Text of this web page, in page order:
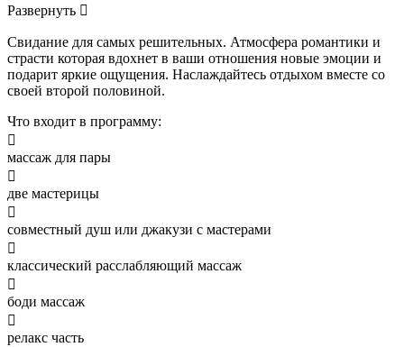
Развернуть 
Свидание для самых решительных. Атмосфера романтики и
страсти которая вдохнет в ваши отношения новые эмоции и
подарит яркие ощущения. Наслаждайтесь отдыхом вместе со
своей второй половиной.
Что входит в программу:

массаж для пары

две мастерицы

совместный душ или джакузи с мастерами

классический расслабляющий массаж

боди массаж

релакс часть